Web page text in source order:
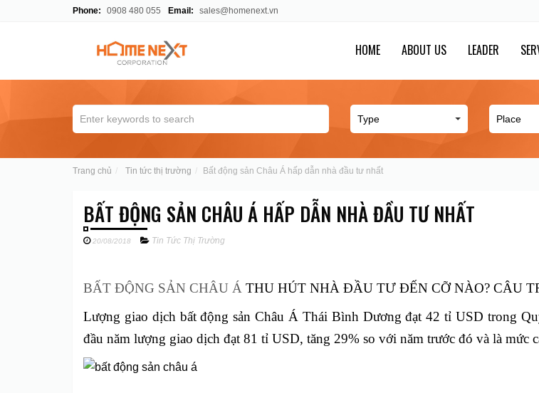
Phone: 0908 480 055 Email: sales@homenext.vn
HOME ABOUT US LEADER
Trang chủ Tin tức thị trường Bất động sản Châu Á hấp dẫn nhà đầu tư nhất
BẤT ĐỘNG SẢN CHÂU Á HẤP DẪN NHÀ ĐẦU TƯ NHẤT
20/08/2018 Tin Tức Thị Trường
BẤT ĐỘNG SẢN CHÂU Á THU HÚT NHÀ ĐẦU TƯ ĐẾN CỠ NÀO? CÂU
Lượng giao dịch bất động sản Châu Á Thái Bình Dương đạt 42 tỉ USD trong
đầu năm lượng giao dịch đạt 81 tỉ USD, tăng 29% so với năm trước đó và là mức